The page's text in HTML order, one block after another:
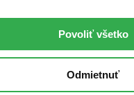
Povoliť všetko
Odmietnuť